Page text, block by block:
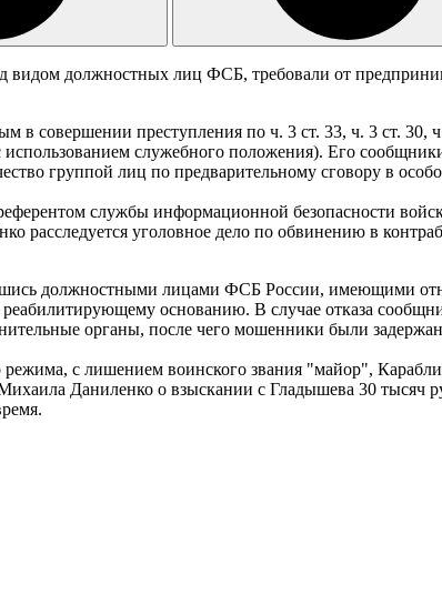
должностных лиц ФСБ, требовали от
в совершении преступления по ч. 3 ст. 33, ч. 3 ст.
использованием служебного положения). Его
группой лиц по предварительному сговору в
службы информационной безопасности
расследуется уголовное дело по обвинению в
должностными лицами ФСБ России, имеющими
основанию. В случае отказа
органы, после чего мошенники были
с лишением воинского звания "майор",
Даниленко о взыскании с Гладышева 30 тысяч